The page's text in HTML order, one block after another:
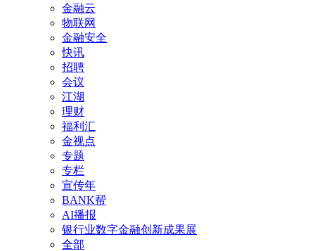
金融云
物联网
金融安全
快讯
招聘
会议
江湖
理财
福利汇
金视点
专题
专栏
宣传年
BANK帮
AI播报
银行业数字金融创新成果展
全部